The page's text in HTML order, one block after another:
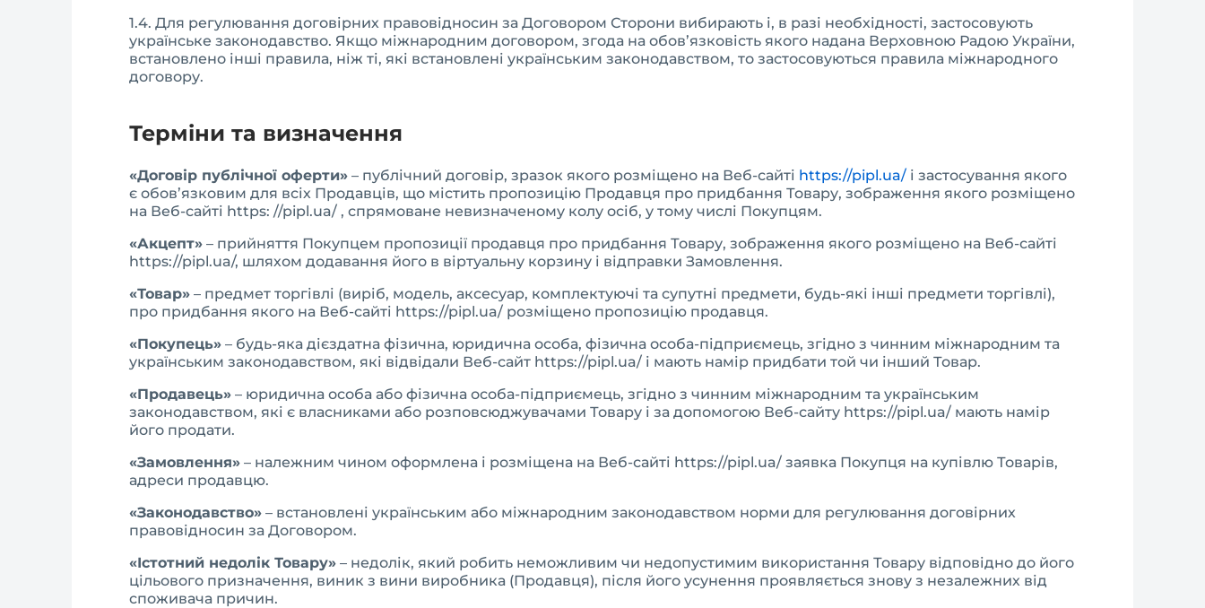
1.4. Для регулювання договірних правовідносин за Договором Сторони вибирають і, в разі необхідності, застосовують
українське законодавство. Якщо міжнародним договором, згода на обов’язковість якого надана Верховною Радою України,
встановлено інші правила, ніж ті, які встановлені українським законодавством, то застосовуються правила міжнародного
договору.
Терміни та визначення
«Договір публічної оферти» – публічний договір, зразок якого розміщено на Веб-сайті https://pipl.ua/ і застосування якого
є обов’язковим для всіх Продавців, що містить пропозицію Продавця про придбання Товару, зображення якого розміщено
на Веб-сайті https: //pipl.ua/ , спрямоване невизначеному колу осіб, у тому числі Покупцям.
«Акцепт» – прийняття Покупцем пропозиції продавця про придбання Товару, зображення якого розміщено на Веб-сайті
https://pipl.ua/, шляхом додавання його в віртуальну корзину і відправки Замовлення.
«Товар» – предмет торгівлі (виріб, модель, аксесуар, комплектуючі та супутні предмети, будь-які інші предмети торгівлі),
про придбання якого на Веб-сайті https://pipl.ua/ розміщено пропозицію продавця.
«Покупець» – будь-яка дієздатна фізична, юридична особа, фізична особа-підприємець, згідно з чинним міжнародним та
українським законодавством, які відвідали Веб-сайт https://pipl.ua/ і мають намір придбати той чи інший Товар.
«Продавець» – юридична особа або фізична особа-підприємець, згідно з чинним міжнародним та українським
законодавством, які є власниками або розповсюджувачами Товару і за допомогою Веб-сайту https://pipl.ua/ мають намір
його продати.
«Замовлення» – належним чином оформлена і розміщена на Веб-сайті https://pipl.ua/ заявка Покупця на купівлю Товарів,
адреси продавцю.
«Законодавство» – встановлені українським або міжнародним законодавством норми для регулювання договірних
правовідносин за Договором.
«Істотний недолік Товару» – недолік, який робить неможливим чи недопустимим використання Товару відповідно до його
цільового призначення, виник з вини виробника (Продавця), після його усунення проявляється знову з незалежних від
споживача причин.